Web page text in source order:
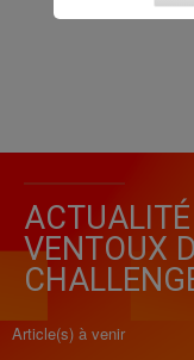
VENTOUX
Article(s) à venir